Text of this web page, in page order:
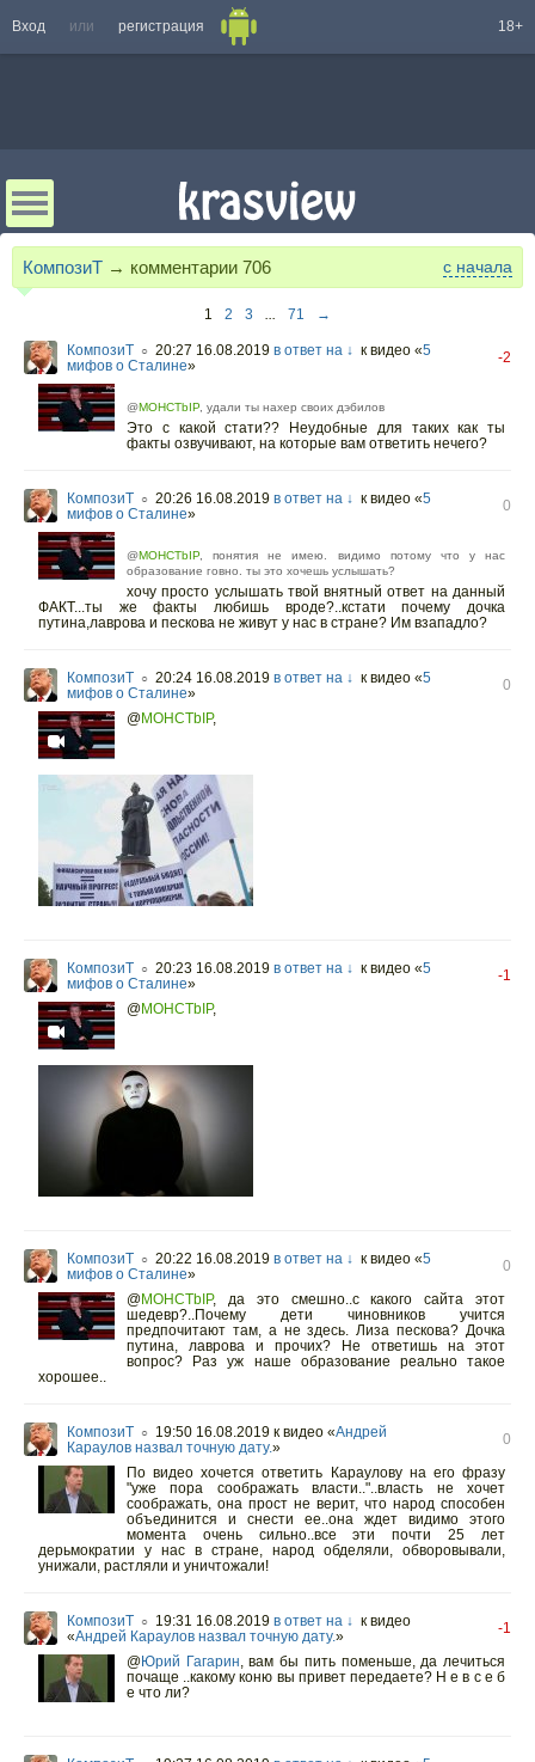
Вход или регистрация 18+
КомпозиТ → комментарии 706 с начала
1 2 3 ... 71 →
КомпозиТ ○ 20:27 16.08.2019 в ответ на ↓ к видео «5
мифов о Сталине» -2
@MOHCTbIP, удали ты нахер своих дэбилов
Это с какой стати?? Неудобные для таких как ты
факты озвучивают, на которые вам ответить нечего?
КомпозиТ ○ 20:26 16.08.2019 в ответ на ↓ к видео «5
мифов о Сталине» 0
@MOHCTbIP, понятия не имею. видимо потому что у нас
образование говно. ты это хочешь услышать?
хочу просто услышать твой внятный ответ на данный
ФАКТ...ты же факты любишь вроде?..кстати почему дочка
путина,лаврова и пескова не живут у нас в стране? Им взападло?
КомпозиТ ○ 20:24 16.08.2019 в ответ на ↓ к видео «5
мифов о Сталине»
0
@MOHCTbIP,
КомпозиТ ○ 20:23 16.08.2019 в ответ на ↓ к видео «5
мифов о Сталине»
-1
@MOHCTbIP,
КомпозиТ ○ 20:22 16.08.2019 в ответ на ↓ к видео «5
мифов о Сталине»
0
@MOHCTbIP, да это смешно..с какого сайта этот
шедевр?..Почему дети чиновников учится
предпочитают там, а не здесь. Лиза пескова? Дочка
путина, лаврова и прочих? Не ответишь на этот
вопрос? Раз уж наше образование реально такое
хорошее..
КомпозиТ ○ 19:50 16.08.2019 к видео «Андрей
Караулов назвал точную дату.»
0
По видео хочется ответить Караулову на его фразу
"уже пора соображать власти.."..власть не хочет
соображать, она прост не верит, что народ способен
объединится и снести ее..она ждет видимо этого
момента очень сильно..все эти почти 25 лет
дерьмократии у нас в стране, народ обделяли, обворовывали,
унижали, растляли и уничтожали!
КомпозиТ ○ 19:31 16.08.2019 в ответ на ↓ к видео
«Андрей Караулов назвал точную дату.»
-1
@Юрий Гагарин,вам бы пить поменьше, да лечиться
почаще ..какому коню вы привет передаете? Н е в с е б
е что ли?